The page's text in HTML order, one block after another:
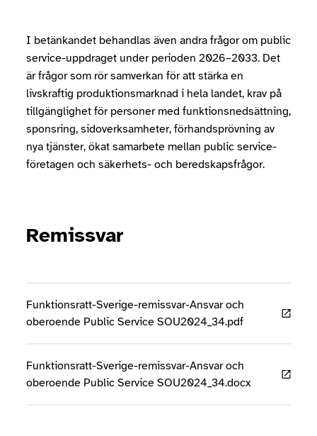
I betänkandet behandlas även andra frågor om public
service-uppdraget under perioden 2026–2033. Det
är frågor som rör samverkan för att stärka en
livskraftig produktionsmarknad i hela landet, krav på
tillgänglighet för personer med funktionsnedsättning,
sponsring, sidoverksamheter, förhandsprövning av
nya tjänster, ökat samarbete mellan public service-
företagen och säkerhets- och beredskapsfrågor.
Remissvar
Funktionsratt-Sverige-remissvar-Ansvar och
oberoende Public Service SOU2024_34.pdf
Funktionsratt-Sverige-remissvar-Ansvar och
oberoende Public Service SOU2024_34.docx